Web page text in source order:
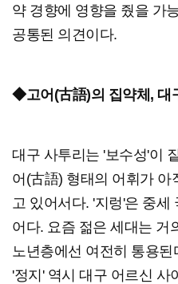
약 경향에 영향을 줬을 가
공통된 의견이다.
◆고어(古語)의 집약체, 대
대구 사투리는 '보수성'이
어(古語) 형태의 어휘가 아
고 있어서다. '지렁'은 중세
어다. 요즘 젊은 세대는 거
노년층에선 여전히 통용
'정지' 역시 대구 어르신 사